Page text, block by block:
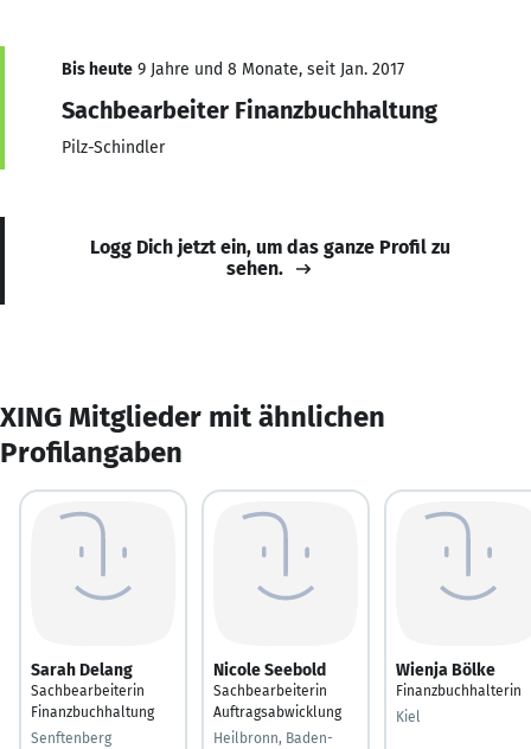
Bis heute 9 Jahre und 8 Monate, seit Jan. 2017
Sachbearbeiter Finanzbuchhaltung
Pilz-Schindler
Logg Dich jetzt ein, um das ganze Profil zu
sehen.
XING Mitglieder mit ähnlichen
Profilangaben
Sarah Delang
Sachbearbeiterin
Finanzbuchhaltung
Senftenberg
Nicole Seebold
Sachbearbeiterin
Auftragsabwicklung
Heilbronn, Baden-
Wienja Bölke
Finanzbuchhalterin
Kiel